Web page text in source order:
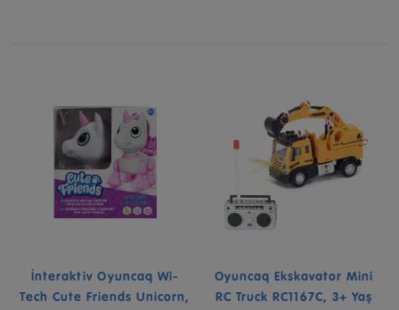
İnteraktiv Oyuncaq Wi-
Tech Cute Friends Unicorn,
Oyuncaq Ekskavator Mini
RC Truck RC1167C, 3+ Yaş